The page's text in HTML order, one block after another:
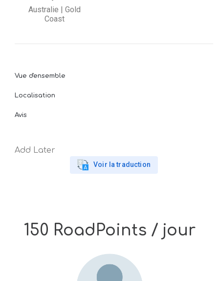
Australie | Gold
Coast
Vue d'ensemble
Localisation
Avis
Add Later
Voir la traduction
150 RoadPoints / jour